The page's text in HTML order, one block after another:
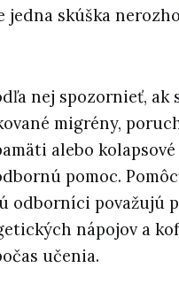
jedna skúška
nej spozornieť, ak
migrény,
alebo
pomoc.
odborníci považujú
nápojov a
učenia.